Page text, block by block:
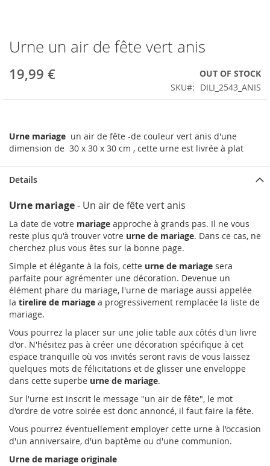
Skip
to
the
beginning
Urne un air de fête vert anis
19,99 €
OUT OF STOCK
SKU
DILI_2543_ANIS
Urne mariage un air de fête -de couleur vert anis d'une
dimension de 30 x 30 x 30 cm , cette urne est livrée à plat
Details
Urne mariage- Un air de fête vert anis
La date de votre mariage approche à grands pas. Il ne vous
reste plus qu'à trouver votre urne de mariage. Dans ce cas, ne
cherchez plus vous êtes sur la bonne page.
Simple et élégante à la fois, cette urne de mariage sera
parfaite pour agrémenter une décoration. Devenue un
élément phare du mariage, l'urne de mariage aussi appelée
la tirelire de mariage a progressivement remplacée la liste de
mariage.
Vous pourrez la placer sur une jolie table aux côtés d'un livre
d'or. N'hésitez pas à créer une décoration spécifique à cet
espace tranquille où vos invités seront ravis de vous laissez
quelques mots de félicitations et de glisser une enveloppe
dans cette superbe urne de mariage.
Sur l'urne est inscrit le message "un air de fête", le mot
d'ordre de votre soirée est donc annoncé, il faut faire la fête.
Vous pourrez éventuellement employer cette urne à l'occasion
d'un anniversaire, d'un baptême ou d'une communion.
Urne de mariage originale